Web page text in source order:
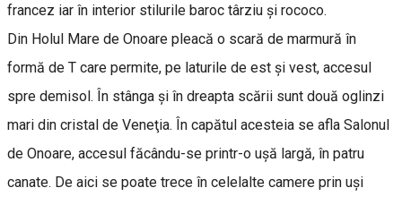
francez iar în interior stilurile baroc târziu și rococo.
Din Holul Mare de Onoare pleacă o scară de marmură în
formă de T care permite, pe laturile de est şi vest, accesul
spre demisol. În stânga şi în dreapta scării sunt două oglinzi
mari din cristal de Veneţia. În capătul acesteia se afla Salonul
de Onoare, accesul făcându-se printr-o uşă largă, în patru
canate. De aici se poate trece în celelalte camere prin uşi